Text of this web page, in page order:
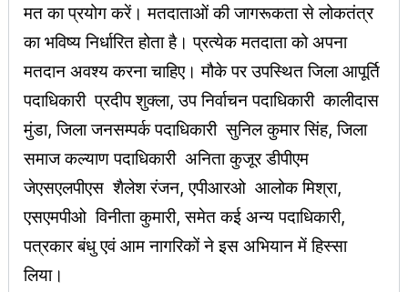
मत का प्रयोग करें। मतदाताओं की जागरूकता से लोकतंत्र
का भविष्य निर्धारित होता है। प्रत्येक मतदाता को अपना
मतदान अवश्य करना चाहिए। मौके पर उपस्थित जिला आपूर्ति
पदाधिकारी प्रदीप शुक्ला, उप निर्वाचन पदाधिकारी कालीदास
मुंडा, जिला जनसम्पर्क पदाधिकारी सुनिल कुमार सिंह, जिला
समाज कल्याण पदाधिकारी अनिता कुजूर डीपीएम
जेएसएलपीएस शैलेश रंजन, एपीआरओ आलोक मिश्रा,
एसएमपीओ विनीता कुमारी, समेत कई अन्य पदाधिकारी,
पत्रकार बंधु एवं आम नागरिकों ने इस अभियान में हिस्सा
लिया।